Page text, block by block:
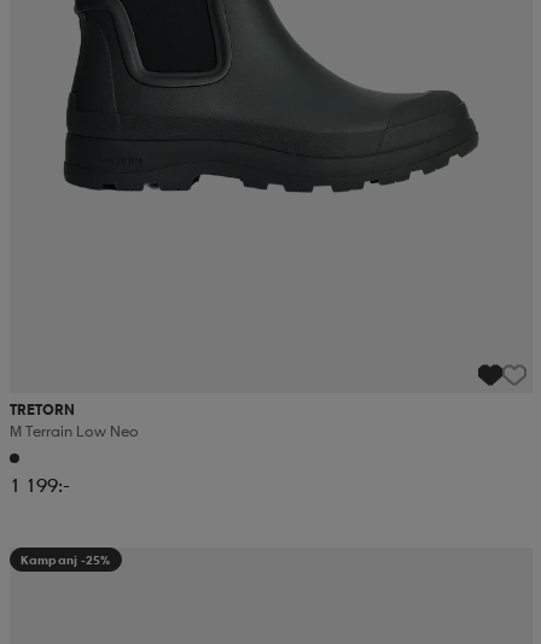
TRETORN
M Terrain Low Neo
1 199:-
Kampanj -25%